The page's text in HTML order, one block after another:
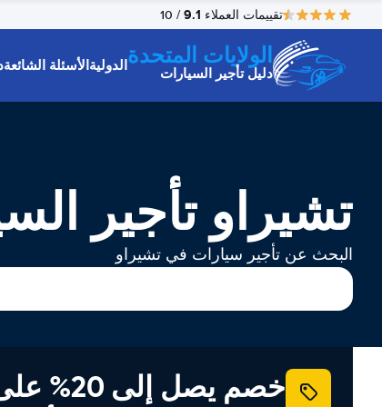
تقييمات العملاء 9.1
/ 10
الولايات المتحدة
دليل تأجير السيارات الدوليةالأسئلة الشائعة
تشيراو تأجير
البحث عن تأجير سيارات في تشيراو
خصم يصل إلى